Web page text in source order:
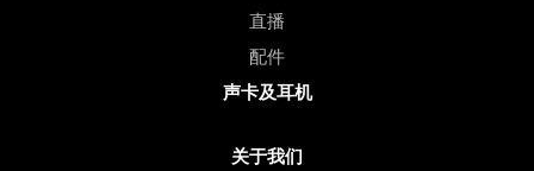
直播
配件
声卡及耳机
关于我们